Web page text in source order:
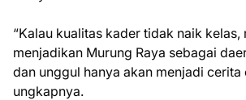
“Kalau kualitas kader tidak naik
menjadikan Murung Raya sebagai
dan unggul hanya akan menjadi cerita
ungkapnya.